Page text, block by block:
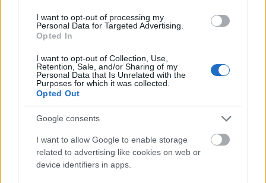
I want to opt-out of processing my
Personal Data for Targeted Advertising.
Opted In
I want to opt-out of Collection, Use,
Retention, Sale, and/or Sharing of my
Personal Data that Is Unrelated with the
Purposes for which it was collected.
Opted Out
Google consents
I want to allow Google to enable storage
related to advertising like cookies on web or
device identifiers in apps.
Ismert magyar utazási iroda ment csődbe,
bolgár biztosítóval hadakozhatnak az utasok
HÍREK 7 órája